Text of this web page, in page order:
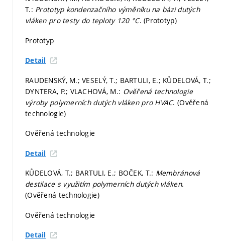
T.: Prototyp kondenzačního výměníku na bázi dutých
vláken pro testy do teploty 120 °C. (Prototyp)
Prototyp
Detail
RAUDENSKÝ, M.; VESELÝ, T.; BARTULI, E.; KŮDELOVÁ, T.;
DYNTERA, P.; VLACHOVÁ, M.: Ověřená technologie
výroby polymerních dutých vláken pro HVAC. (Ověřená
technologie)
Ověřená technologie
Detail
KŮDELOVÁ, T.; BARTULI, E.; BOČEK, T.: Membránová
destilace s využitím polymerních dutých vláken.
(Ověřená technologie)
Ověřená technologie
Detail